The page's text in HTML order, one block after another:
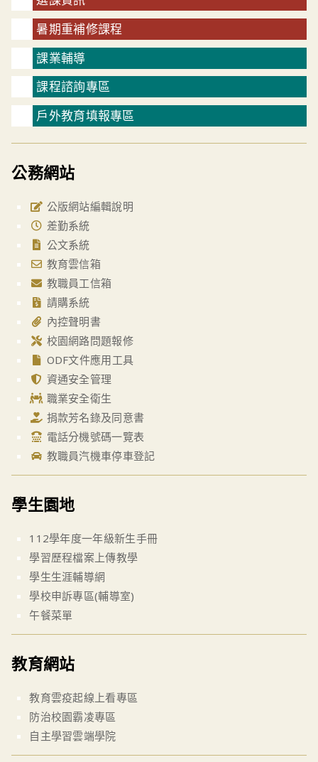
暑期重補修課程
課業輔導
課程諮詢專區
戶外教育填報專區
公務網站
公版網站編輯說明
差勤系統
公文系統
教育雲信箱
教職員工信箱
請購系統
內控聲明書
校園網路問題報修
ODF文件應用工具
資通安全管理
職業安全衛生
捐款芳名錄及同意書
電話分機號碼一覽表
教職員汽機車停車登記
學生園地
112學年度一年級新生手冊
學習歷程檔案上傳教學
學生生涯輔導網
學校申訴專區(輔導室)
午餐菜單
教育網站
教育雲疫起線上看專區
防治校園霸凌專區
自主學習雲端學院